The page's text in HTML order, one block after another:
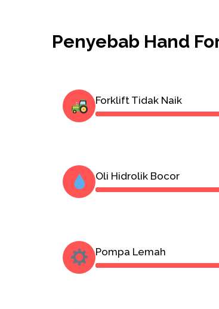
Penyebab Hand
Forklift Tidak Naik
Oli Hidrolik Bocor
Pompa Lemah